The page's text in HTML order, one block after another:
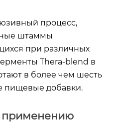
процесс,
штаммы
при различных
Thera-blend в
в более чем шесть
пищевые добавки.
применению